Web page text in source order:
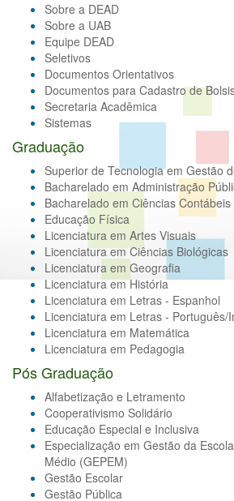
Sobre a DEAD
Sobre a UAB
Equipe DEAD
Seletivos
Documentos Orientativos
Documentos para Cadastro de
Secretaria Acadêmica
Sistemas
Graduação
Superior de Tecnologia em Gestão
Bacharelado em Administração
Bacharelado em Ciências Contábeis
Educação Física
Licenciatura em Artes Visuais
Licenciatura em Ciências Biológicas
Licenciatura em Geografia
Licenciatura em História
Licenciatura em Letras - Espanhol
Licenciatura em Letras - Português/
Licenciatura em Matemática
Licenciatura em Pedagogia
Pós Graduação
Alfabetização e Letramento
Cooperativismo Solidário
Educação Especial e Inclusiva
Especialização em Gestão da
Médio (GEPEM)
Gestão Escolar
Gestão Pública